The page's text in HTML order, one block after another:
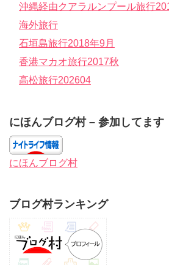
沖縄経由クアラルンプール旅行
海外旅行
石垣島旅行2018年9月
香港マカオ旅行2017秋
高松旅行202604
にほんブログ村 – 参加してます
にほんブログ村
ブログ村ランキング